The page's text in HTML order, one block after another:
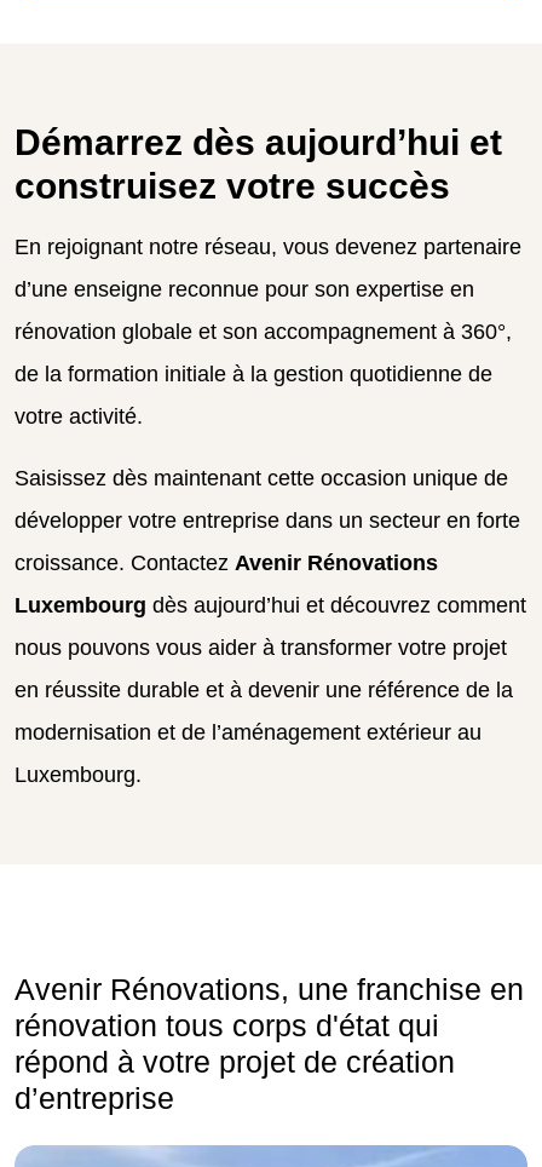
Démarrez dès aujourd’hui et
construisez votre succès
En rejoignant notre réseau, vous devenez partenaire
d’une enseigne reconnue pour son expertise en
rénovation globale et son accompagnement à 360°,
de la formation initiale à la gestion quotidienne de
votre activité.
Saisissez dès maintenant cette occasion unique de
développer votre entreprise dans un secteur en forte
croissance. Contactez Avenir Rénovations
Luxembourg dès aujourd’hui et découvrez comment
nous pouvons vous aider à transformer votre projet
en réussite durable et à devenir une référence de la
modernisation et de l’aménagement extérieur au
Luxembourg.
Avenir Rénovations, une franchise en
rénovation tous corps d'état qui
répond à votre projet de création
d’entreprise